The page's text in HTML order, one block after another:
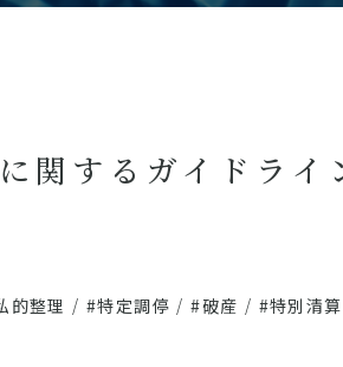
関するガイドライ
的整理 /#特定調停 /#破産 / #特別清算